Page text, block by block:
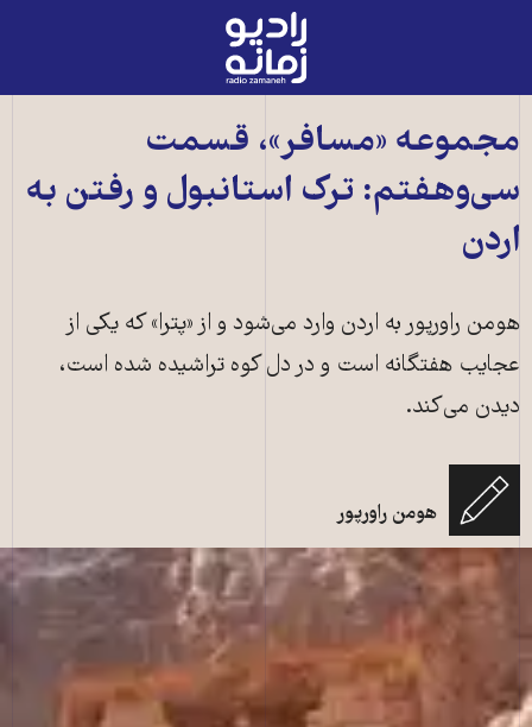
رادیو
زمانه
به
صفحه
اصلی
مجموعه «مسافر»، قسمت
سی‌وهفتم: ترک استانبول و رفتن به
اردن
هومن راورپور به اردن وارد می‌شود و از «پترا» که یکی از
عجایب هفتگانه است و در دل کوه تراشیده شده است،
دیدن می‌کند.
هومن راورپور